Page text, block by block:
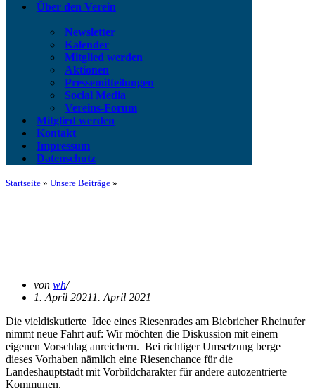
Über den Verein
Newsletter
Kalender
Mitglied werden
Aktionen
Pressemitteilungen
Social Media
Vereins-Forum
Mitglied werden
Kontakt
Impressum
Datenschutz
Startseite » Unsere Beiträge »
von wh
1. April 20211. April 2021
Die vieldiskutierte Idee eines Riesenrades am Biebricher Rheinufer
nimmt neue Fahrt auf: Wir möchten die Diskussion mit einem
eigenen Vorschlag anreichern. Bei richtiger Umsetzung berge
dieses Vorhaben nämlich eine Riesenchance für die
Landeshauptstadt mit Vorbildcharakter für andere autozentrierte
Kommunen.